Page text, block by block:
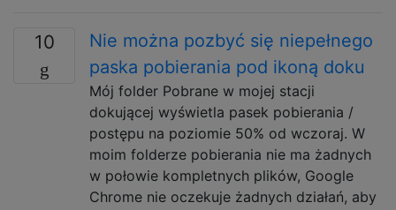
10
Nie można pozbyć się niepełnego
paska pobierania pod ikoną doku
Mój folder Pobrane w mojej stacji
dokującej wyświetla pasek pobierania /
postępu na poziomie 50% od wczoraj. W
moim folderze pobierania nie ma żadnych
w połowie kompletnych plików, Google
Chrome nie oczekuje żadnych działań, aby